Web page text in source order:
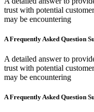
trust with potential
may be encountering
A Frequently Asked Question
A detailed answer to
trust with potential
may be encountering
A Frequently Asked Question